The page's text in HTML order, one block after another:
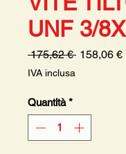
UNF 3/
175,62 € Prezzo
158,06 €
IVA inclusa
Quantità *